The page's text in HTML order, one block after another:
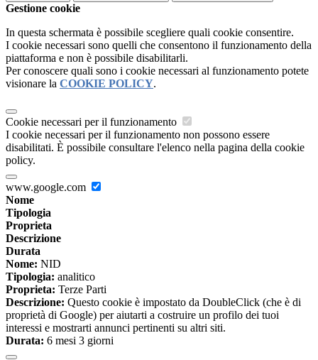
Gestione cookie
In questa schermata è possibile scegliere quali cookie consentire.
I cookie necessari sono quelli che consentono il funzionamento della
piattaforma e non è possibile disabilitarli.
Per conoscere quali sono i cookie necessari al funzionamento potete
visionare la COOKIE POLICY.
Cookie necessari per il funzionamento
I cookie necessari per il funzionamento non possono essere
disabilitati. È possibile consultare l'elenco nella pagina della cookie
policy.
www.google.com
Nome
Tipologia
Proprieta
Descrizione
Durata
Nome: NID
Tipologia: analitico
Proprieta: Terze Parti
Descrizione: Questo cookie è impostato da DoubleClick (che è di
proprietà di Google) per aiutarti a costruire un profilo dei tuoi
interessi e mostrarti annunci pertinenti su altri siti.
Durata: 6 mesi 3 giorni